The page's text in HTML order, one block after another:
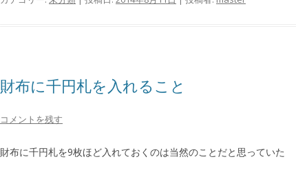
財布に千円札を入れること
コメントを残す
財布に千円札を9枚ほど入れておくのは当然のことだと思っていた